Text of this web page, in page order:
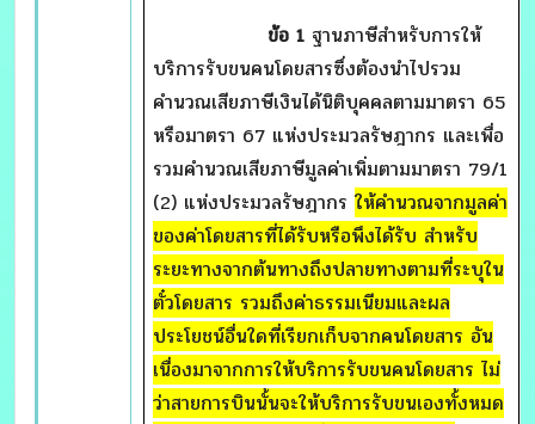
ข้อ 1 ฐานภาษีสำหรับการให้
บริการรับขนคนโดยสารซึ่งต้องนำไปรวม
คำนวณเสียภาษีเงินได้นิติบุคคลตามมาตรา 65
หรือมาตรา 67 แห่งประมวลรัษฎากร และเพื่อ
รวมคำนวณเสียภาษีมูลค่าเพิ่มตามมาตรา 79/1
(2) แห่งประมวลรัษฎากรให้คำนวณจากมูลค่า
ของค่าโดยสารที่ได้รับหรือพึงได้รับ สำหรับ
ระยะทางจากต้นทางถึงปลายทางตามที่ระบุใน
ตั๋วโดยสาร รวมถึงค่าธรรมเนียมและผล
ประโยชน์อื่นใดที่เรียกเก็บจากคนโดยสาร อัน
เนื่องมาจากการให้บริการรับขนคนโดยสาร ไม่
ว่าสายการบินนั้นจะให้บริการรับขนเองทั้งหมด